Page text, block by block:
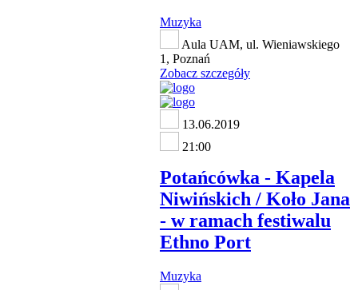
Muzyka
Aula UAM, ul. Wieniawskiego
1, Poznań
Zobacz szczegóły
13.06.2019
21:00
Potańcówka - Kapela
Niwińskich / Koło Jana
- w ramach festiwalu
Ethno Port
Muzyka